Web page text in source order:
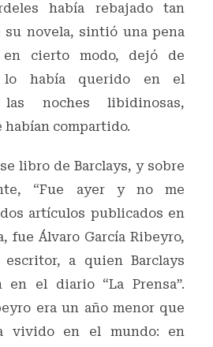
había rebajado tan
su novela, sintió una pena
cierto modo, dejó de
lo había querido en el
noches libidinosas,
compartido.
libro de Barclays, y sobre
“Fue ayer y no me
artículos publicados en
fue Álvaro García Ribeyro,
a quien Barclays
en el diario “La Prensa”.
era un año menor que
vivido en el mundo: en